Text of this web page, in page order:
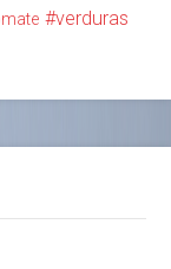
verduras